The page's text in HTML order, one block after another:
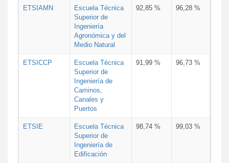
ETSIAMN
Escuela Técnica
Superior de
Ingeniería
Agronómica y del
Medio Natural
92,85 % 96,28 %
ETSICCP
Escuela Técnica
Superior de
Ingeniería de
Caminos,
Canales y
Puertos
91,99 % 96,73 %
ETSIE
Escuela Técnica
Superior de
Ingeniería de
Edificación
98,74 % 99,03 %